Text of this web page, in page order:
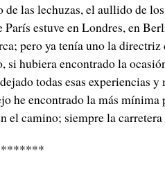
de las lechuzas, el aullido de
París estuve en Londres, en
pero ya tenía uno la directriz
si hubiera encontrado la
todas esas experiencias
he encontrado la más
el camino; siempre la